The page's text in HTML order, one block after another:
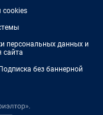
cookies
персональных данных и
сайта
без баннерной